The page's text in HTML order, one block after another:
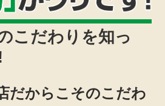
こだわりを知っ
だからこそのこだわ